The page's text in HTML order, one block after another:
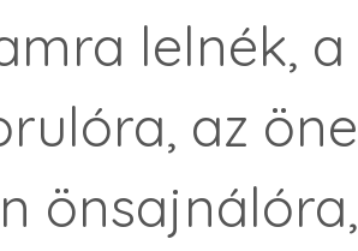
lelnék,
az
önsajnálóra,